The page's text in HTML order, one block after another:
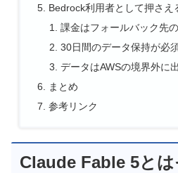
Bedrock利用者として押さえ
課金はフォールバック先
30日間のデータ保持が必
データはAWSの境界外に
まとめ
参考リンク
Claude Fable 5と